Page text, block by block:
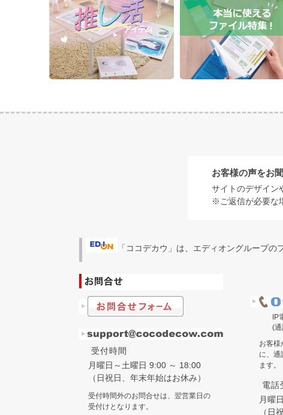
お客様の声をお
サイトのデザイン
※ご返信が必要な
「ココデカウ」は、エディオングループ
受付時間
月曜日～土曜日 9:00 ～ 18:00
（日祝日、年末年始はお休み）
受付時間外のお問合せは、翌営業日の
受付けとなります。
IP
(
お客様
に、通
ます。
電話
月曜
（日